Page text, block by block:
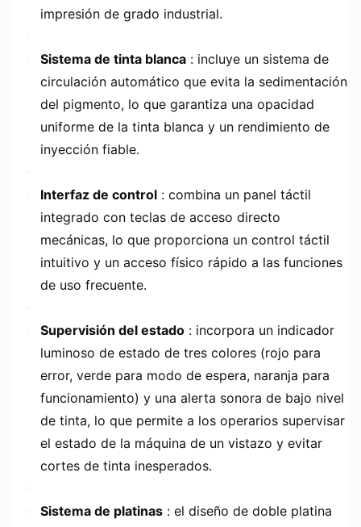
impresión de grado industrial.
Sistema de tinta blanca: incluye un sistema de
circulación automático que evita la sedimentación
del pigmento, lo que garantiza una opacidad
uniforme de la tinta blanca y un rendimiento de
inyección fiable.
Interfaz de control: combina un panel táctil
integrado con teclas de acceso directo
mecánicas, lo que proporciona un control táctil
intuitivo y un acceso físico rápido a las funciones
de uso frecuente.
Supervisión del estado: incorpora un indicador
luminoso de estado de tres colores (rojo para
error, verde para modo de espera, naranja para
funcionamiento) y una alerta sonora de bajo nivel
de tinta, lo que permite a los operarios supervisar
el estado de la máquina de un vistazo y evitar
cortes de tinta inesperados.
Sistema de platinas: el diseño de doble platina